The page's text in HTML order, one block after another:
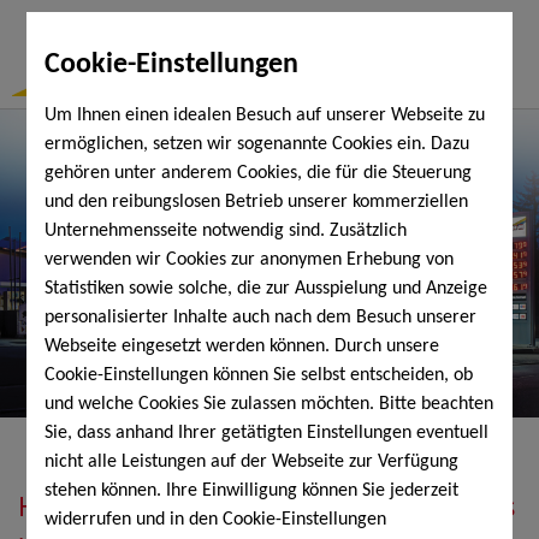
Cookie-Einstellungen
Um Ihnen einen idealen Besuch auf unserer Webseite zu
ermöglichen, setzen wir sogenannte Cookies ein. Dazu
gehören unter anderem Cookies, die für die Steuerung
und den reibungslosen Betrieb unserer kommerziellen
Unternehmensseite notwendig sind. Zusätzlich
verwenden wir Cookies zur anonymen Erhebung von
Statistiken sowie solche, die zur Ausspielung und Anzeige
personalisierter Inhalte auch nach dem Besuch unserer
Webseite eingesetzt werden können. Durch unsere
Cookie-Einstellungen können Sie selbst entscheiden, ob
und welche Cookies Sie zulassen möchten. Bitte beachten
Sie, dass anhand Ihrer getätigten Einstellungen eventuell
nicht alle Leistungen auf der Webseite zur Verfügung
stehen können. Ihre Einwilligung können Sie jederzeit
widerrufen und in den Cookie-Einstellungen
Heizöl, Diesel, Schmierstoffe, Holzpellets